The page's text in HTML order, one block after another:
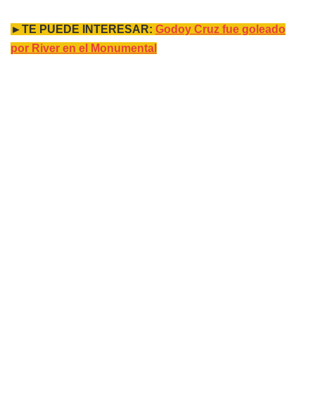
►TE PUEDE INTERESAR: Godoy Cruz fue goleado
por River en el Monumental